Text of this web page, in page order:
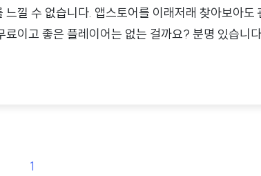
느낄 수 없습니다. 앱스토어를 이래저래 찾아보아도
료이고 좋은 플레이어는 없는 걸까요? 분명 있습니
1